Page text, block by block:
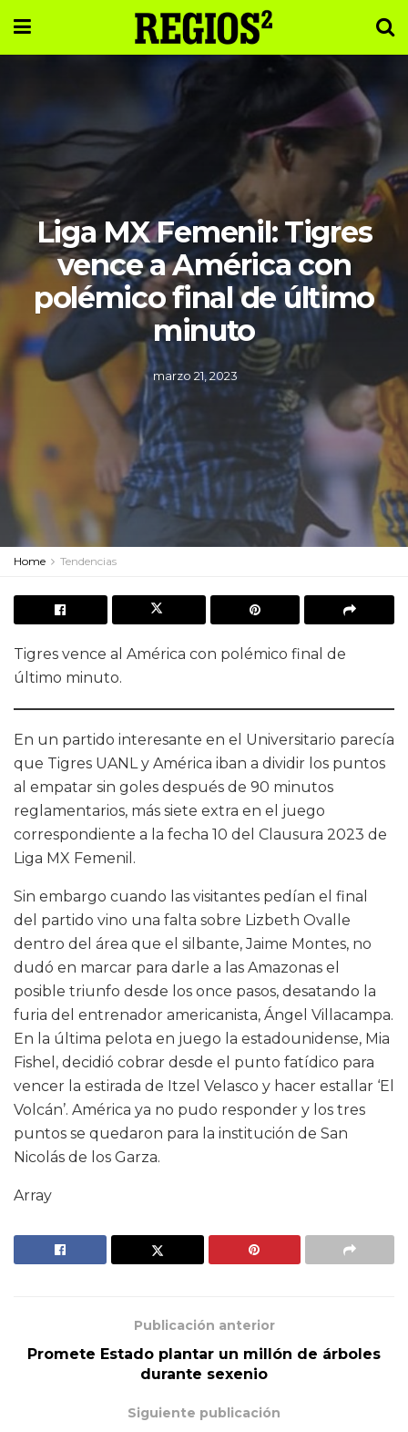
Liga MX Femenil: Tigres
vence a América con
polémico final de último
minuto
marzo 21, 2023
Home Tendencias
Tigres vence al América con polémico final de
último minuto.
En un partido interesante en el Universitario parecía
que Tigres UANL y América iban a dividir los puntos
al empatar sin goles después de 90 minutos
reglamentarios, más siete extra en el juego
correspondiente a la fecha 10 del Clausura 2023 de
Liga MX Femenil.
Sin embargo cuando las visitantes pedían el final
del partido vino una falta sobre Lizbeth Ovalle
dentro del área que el silbante, Jaime Montes, no
dudó en marcar para darle a las Amazonas el
posible triunfo desde los once pasos, desatando la
furia del entrenador americanista, Ángel Villacampa.
En la última pelota en juego la estadounidense, Mia
Fishel, decidió cobrar desde el punto fatídico para
vencer la estirada de Itzel Velasco y hacer estallar ‘El
Volcán’. América ya no pudo responder y los tres
puntos se quedaron para la institución de San
Nicolás de los Garza.
Array
Publicación anterior
Promete Estado plantar un millón de árboles
durante sexenio
Siguiente publicación